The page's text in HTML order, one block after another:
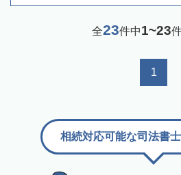
全23件中1~23
1
相続対応可能な司法書